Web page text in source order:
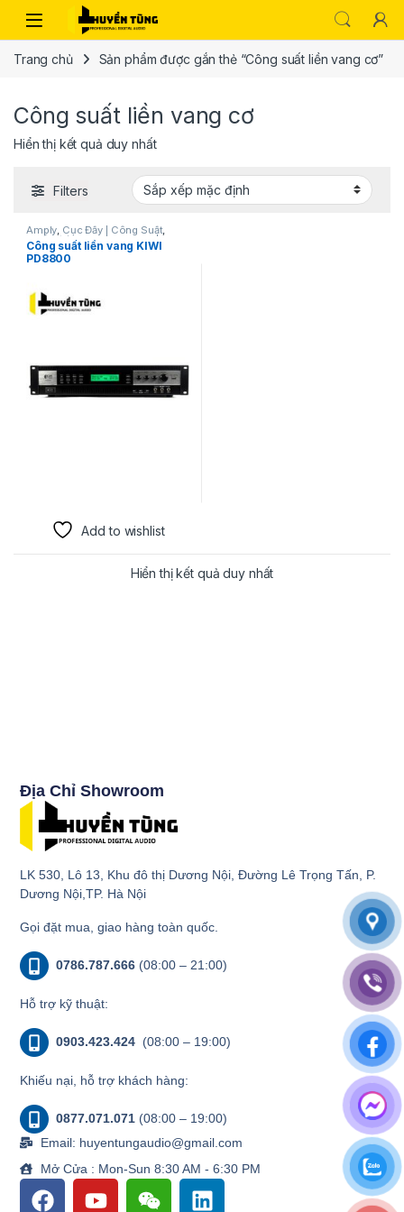
Trang chủ Sản phẩm được gắn thẻ “Công suất liền vang cơ”
Công suất liền vang cơ
Hiển thị kết quả duy nhất
Filters
Amply Cục Đẩy | Công Suất,
Thiết bị âm thanh karaoke | KTV
Vang Số | Mixer| Vang cơ
Công suất liền vang KIWI
PD8800
Add to wishlist
Hiển thị kết quả duy nhất
Địa Chỉ Showroom
LK 530, Lô 13, Khu đô thị Dương Nội, Đường Lê Trọng Tấn, P.
Dương Nội,TP. Hà Nội
Gọi đặt mua, giao hàng toàn quốc.
0786.787.666 (08:00 – 21:00)
Hỗ trợ kỹ thuật:
0903.423.424 (08:00 – 19:00)
Khiếu nại, hỗ trợ khách hàng:
0877.071.071 (08:00 – 19:00)
Email: huyentungaudio@gmail.com
Mở Cửa : Mon-Sun 8:30 AM - 6:30 PM